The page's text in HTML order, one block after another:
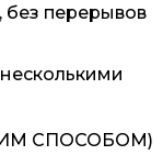
перерывов
СПОСОБОМ)